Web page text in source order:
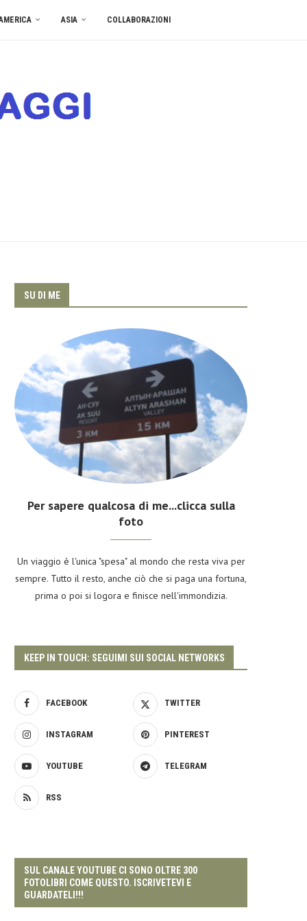
ASIA COLLABORAZIONI
SU DI ME
Per sapere qualcosa di me...clicca sulla
foto
Un viaggio è l'unica "spesa" al mondo che resta viva per
sempre. Tutto il resto, anche ciò che si paga una fortuna,
prima o poi si logora e finisce nell'immondizia.
KEEP IN TOUCH: SEGUIMI SUI SOCIAL NETWORKS
FACEBOOK TWITTER
INSTAGRAM PINTEREST
YOUTUBE TELEGRAM
RSS
SUL CANALE YOUTUBE CI SONO OLTRE 300
FOTOLIBRI COME QUESTO. ISCRIVETEVI E
GUARDATELI!!!